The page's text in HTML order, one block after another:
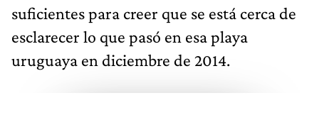
suficientes para creer que se está cerca de
esclarecer lo que pasó en esa playa
uruguaya en diciembre de 2014.